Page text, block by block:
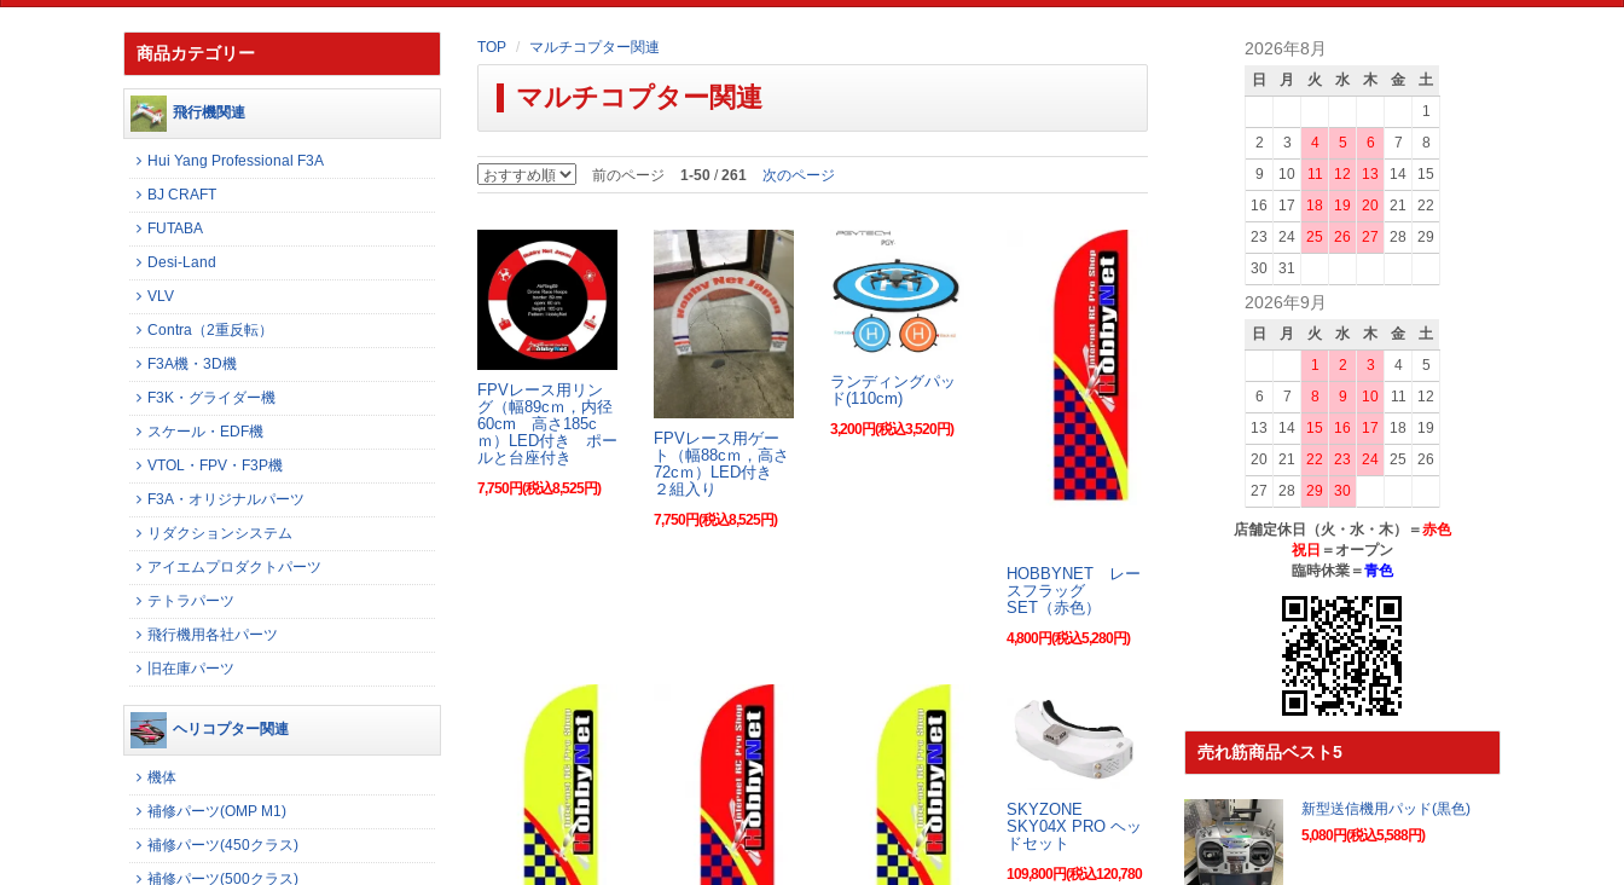
TOP マルチコプター関連
マルチコプター関連
前のページ 1-50 /261 次のページ
FPVレース用リン
グ（幅89cｍ，内径
60cm 高さ185c
ｍ）LED付き ポー
ルと台座付き
7,750円(税込8,525円)
FPVレース用ゲー
ト（幅88cｍ，高さ
72cｍ）LED付き
２組入り
7,750円(税込8,525円)
ランディングパッ
ド(110cm)
3,200円(税込3,520円)
HOBBYNET レー
スフラッグ
SET（赤色）
4,800円(税込5,280円)
SKYZONE
SKY04X PRO ヘッ
ドセット
109,800円(税込120,780
商品カテゴリー
飛行機関連
Hui Yang Professional F3A
BJ CRAFT
FUTABA
Desi-Land
VLV
Contra（2重反転）
F3A機・3D機
F3K・グライダー機
スケール・EDF機
VTOL・FPV・F3P機
F3A・オリジナルパーツ
リダクションシステム
アイエムプロダクトパーツ
テトラパーツ
飛行機用各社パーツ
旧在庫パーツ
ヘリコプター関連
機体
補修パーツ(OMP M1)
補修パーツ(450クラス)
補修パーツ(500クラス)
2026年8月
日 月 火 水 木 金
土
1
2
3 4 5 6 7
8
9
10 11 12 13 14
15
16
17 18 19 20 21
22
23
24 25 26 27 28
29
30
31
2026年9月
日 月 火 水 木 金
土
1
2 3 4
5
6
7 8 9 10 11
12
13
14 15 16 17 18
19
20
21 22 23 24 25
26
27
28 29 30
店舗定休日（火・水・木）＝赤色
祝日 ＝オープン
臨時休業＝青色
売れ筋商品ベスト5
新型送信機用パッド(黒色)
5,080円(税込5,588円)